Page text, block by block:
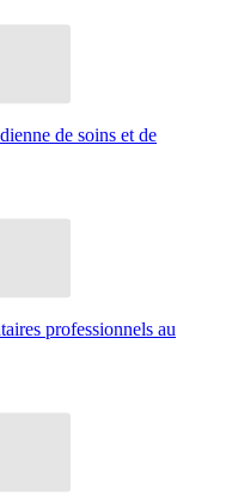
de soins et de
professionnels au